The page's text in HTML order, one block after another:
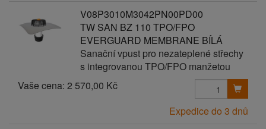
V08P3010M3042PN00PD00
TW SAN BZ 110 TPO/FPO
EVERGUARD MEMBRANE BÍLÁ
Sanační vpust pro nezateplené střechy
s integrovanou TPO/FPO manžetou
Vaše cena: 2 570,00 Kč
Expedice do 3 dnů